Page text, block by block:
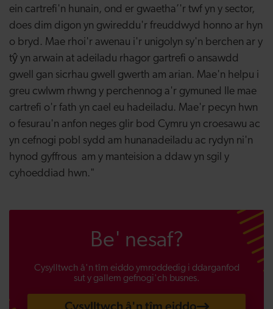
ein cartrefi'n hunain, ond er gwaetha’'r twf yn y sector,
does dim digon yn gwireddu'r freuddwyd honno ar hyn
o bryd. Mae rhoi'r awenau i'r unigolyn sy'n berchen ar y
tŷ yn arwain at adeiladu rhagor gartrefi o ansawdd
gwell gan sicrhau gwell gwerth am arian. Mae'n helpu i
greu cwlwm rhwng y perchennog a'r gymuned lle mae
cartrefi o'r fath yn cael eu hadeiladu. Mae'r pecyn hwn
o fesurau'n anfon neges glir bod Cymru yn croesawu ac
yn cefnogi pobl sydd am hunanadeiladu ac rydyn ni'n
hynod gyffrous am y manteision a ddaw yn sgil y
cyhoeddiad hwn."
Be' nesaf?
Cysylltwch â'n tîm eiddo ymroddedig i ddarganfod
sut y gallem gefnogi'ch busnes.
Cysylltwch â'n tîm eiddo